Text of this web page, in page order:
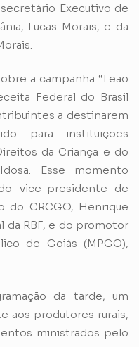
Executivo de
Lucas Morais, e da
a campanha “Leão
Federal do Brasil
a destinarem
para instituições
da Criança e do
Esse momento
vice-presidente de
do CRCGO, Henrique
da RBF, e do promotor
de Goiás (MPGO),
da tarde, um
aos produtores rurais,
ministrados pelo